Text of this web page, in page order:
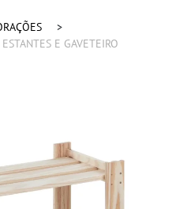
ESTANTES E GAVETEIRO